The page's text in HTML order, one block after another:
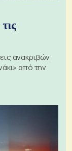
ανακριβών
από την